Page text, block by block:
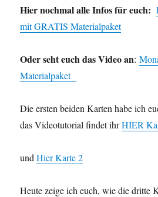
Hier nochmal alle Infos für euch:
mit GRATIS Materialpaket
Oder seht euch das Video an:
Materialpaket
Die ersten beiden Karten habe ich
das Videotutorial findet ihrHIER
undHier Karte 2
Heute zeige ich euch, wie die dritte